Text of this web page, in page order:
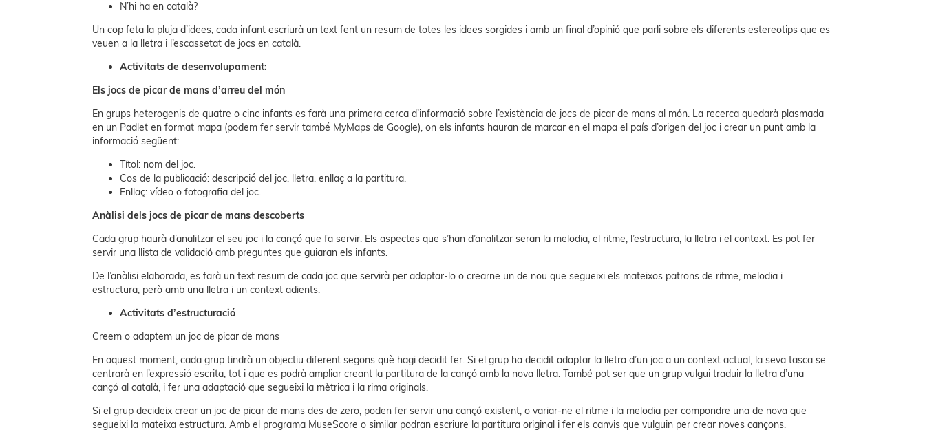
N’hi ha en català?
Un cop feta la pluja d’idees, cada infant escriurà un text fent un resum de totes les idees sorgides i amb un final d’opinió que parli sobre els diferents estereotips que es
veuen a la lletra i l’escassetat de jocs en català.
Activitats de desenvolupament:
Els jocs de picar de mans d’arreu del món
En grups heterogenis de quatre o cinc infants es farà una primera cerca d’informació sobre l’existència de jocs de picar de mans al món. La recerca quedarà plasmada
en un Padlet en format mapa (podem fer servir també MyMaps de Google), on els infants hauran de marcar en el mapa el país d’origen del joc i crear un punt amb la
informació següent:
Títol: nom del joc.
Cos de la publicació: descripció del joc, lletra, enllaç a la partitura.
Enllaç: vídeo o fotografia del joc.
Anàlisi dels jocs de picar de mans descoberts
Cada grup haurà d’analitzar el seu joc i la cançó que fa servir. Els aspectes que s’han d’analitzar seran la melodia, el ritme, l’estructura, la lletra i el context. Es pot fer
servir una llista de validació amb preguntes que guiaran els infants.
De l’anàlisi elaborada, es farà un text resum de cada joc que servirà per adaptar-lo o crearne un de nou que segueixi els mateixos patrons de ritme, melodia i
estructura; però amb una lletra i un context adients.
Activitats d’estructuració
​​​​​​​Creem o adaptem un joc de picar de mans
En aquest moment, cada grup tindrà un objectiu diferent segons què hagi decidit fer. Si el grup ha decidit adaptar la lletra d’un joc a un context actual, la seva tasca se
centrarà en l’expressió escrita, tot i que es podrà ampliar creant la partitura de la cançó amb la nova lletra. També pot ser que un grup vulgui traduir la lletra d’una
cançó al català, i fer una adaptació que segueixi la mètrica i la rima originals.
Si el grup decideix crear un joc de picar de mans des de zero, poden fer servir una cançó existent, o variar-ne el ritme i la melodia per compondre una de nova que
segueixi la mateixa estructura. Amb el programa MuseScore o similar podran escriure la partitura original i fer els canvis que vulguin per crear noves cançons.